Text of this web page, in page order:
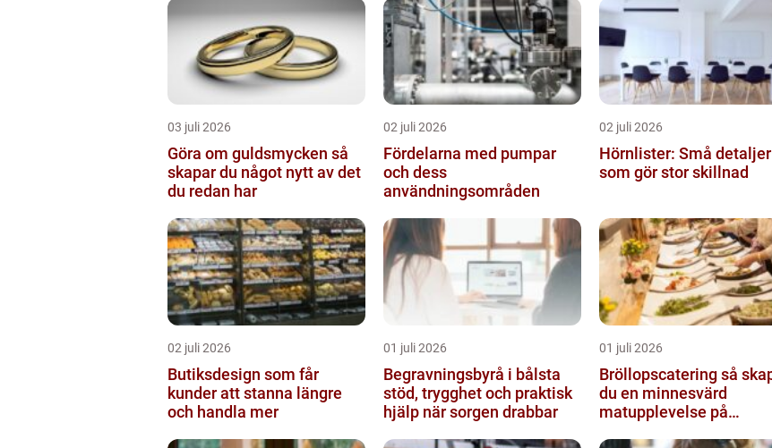
03 juli 2026
Göra om guldsmycken så
skapar du något nytt av det
du redan har
02 juli 2026
Fördelarna med pumpar
och dess
användningsområden
02 juli 2026
Hörnlister: Små detaljer
som gör stor skillnad
02 juli 2026
Butiksdesign som får
kunder att stanna längre
och handla mer
01 juli 2026
Begravningsbyrå i bålsta
stöd, trygghet och praktisk
hjälp när sorgen drabbar
01 juli 2026
Bröllopscatering så skapar
du en minnesvärd
matupplevelse på